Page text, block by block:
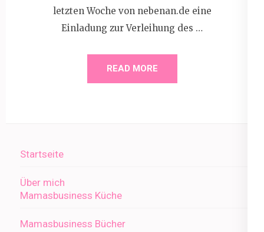
letzten Woche von nebenan.de eine
Einladung zur Verleihung des …
READ MORE
Startseite
Über mich
Mamasbusiness Küche
Mamasbusiness Bücher